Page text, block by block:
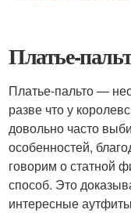
Платье-
Платье-пальто —
разве что у
довольно часто
особенностей,
говорим о статной
способ. Это
интересные